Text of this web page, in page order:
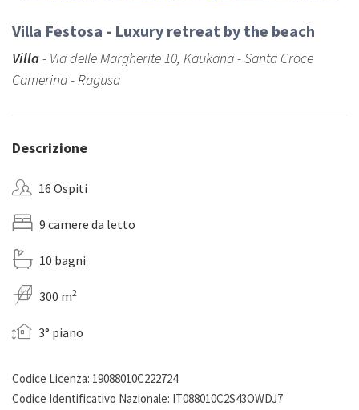
Villa Festosa - Luxury retreat by the beach
Villa- Via delle Margherite 10, Kaukana - Santa Croce
Camerina - Ragusa
Descrizione
16 Ospiti
9 camere da letto
10 bagni
300 m2
3° piano
Codice Licenza: 19088010C222724
Codice Identificativo Nazionale: IT088010C2S43OWDJ7